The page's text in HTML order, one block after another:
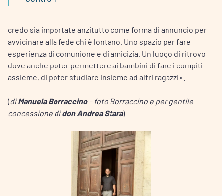
credo sia importate anzitutto come forma di annuncio per
avvicinare alla fede chi è lontano. Uno spazio per fare
esperienza di comunione e di amicizia. Un luogo di ritrovo
dove anche poter permettere ai bambini di fare i compiti
assieme, di poter studiare insieme ad altri ragazzi».
(diManuela Borraccino– foto Borraccino e per gentile
concessione didon Andrea Stara)